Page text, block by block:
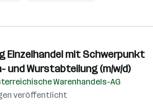
Einzelhandel mit Schwerpunkt
und Wurstabteilung (m/w/d)
Warenhandels-AG
veröffentlicht